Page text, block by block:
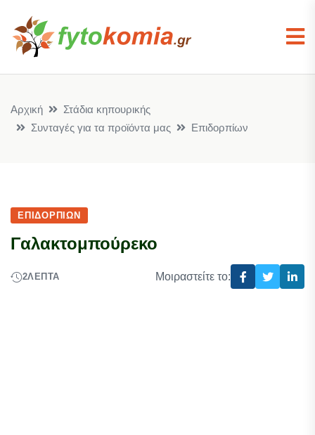
Αρχική
Στάδια κηπουρικής
Συνταγές για τα προϊόντα μας
Επιδορπίων
ΕΠΙΔΟΡΠΊΩΝ
Γαλακτομπούρεκο
2ΛΕΠΤΆ Μοιραστείτε το: